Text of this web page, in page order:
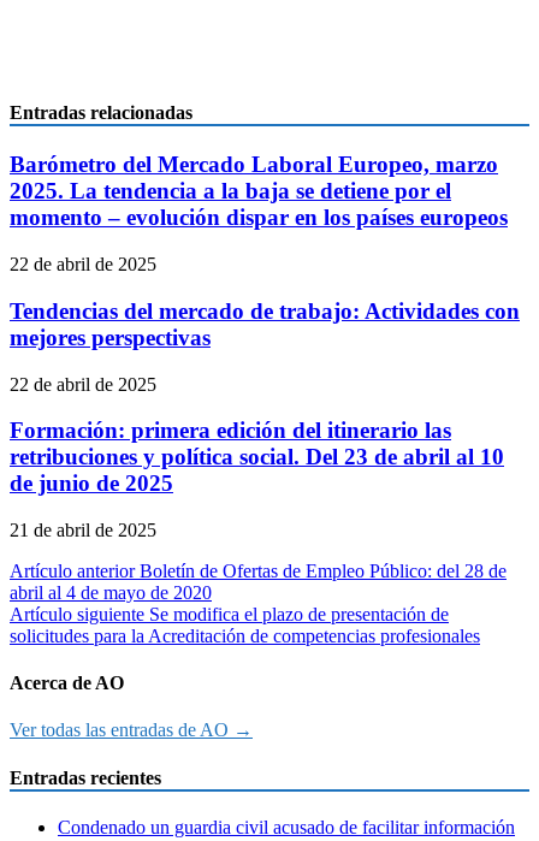
Entradas relacionadas
Barómetro del Mercado Laboral Europeo, marzo
2025. La tendencia a la baja se detiene por el
momento – evolución dispar en los países europeos
22 de abril de 2025
Tendencias del mercado de trabajo: Actividades con
mejores perspectivas
22 de abril de 2025
Formación: primera edición del itinerario las
retribuciones y política social. Del 23 de abril al 10
de junio de 2025
21 de abril de 2025
Navegación
de
entradas
Artículo anterior Boletín de Ofertas de Empleo Público: del 28 de
abril al 4 de mayo de 2020
Artículo siguiente Se modifica el plazo de presentación de
solicitudes para la Acreditación de competencias profesionales
Acerca de AO
Ver todas las entradas de AO →
Entradas recientes
Condenado un guardia civil acusado de facilitar información